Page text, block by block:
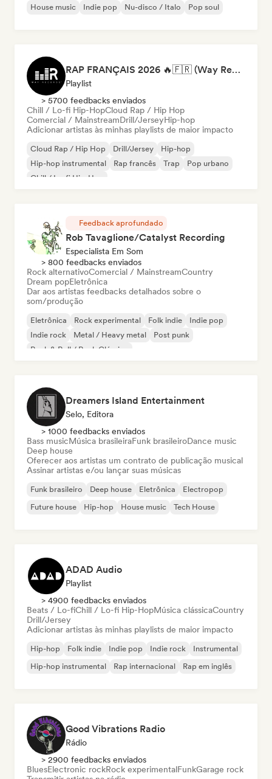
House music Indie pop Nu-disco / Italo Pop soul
RAP FRANÇAIS 2026 🔥🇫🇷 (Way Records)
Playlist
> 5700 feedbacks enviados
Chill / Lo-fi Hip-HopCloud Rap / Hip Hop
Comercial / MainstreamDrill/JerseyHip-hop
Adicionar artistas às minhas playlists de maior impacto
Cloud Rap / Hip Hop Drill/Jersey
Hip-hop
Hip-hop instrumental
Rap francês Trap
Pop urbano
Chill / Lo-fi Hip-Hop
Feedback aprofundado
Rob Tavaglione/Catalyst Recording
Especialista Em Som
> 800 feedbacks enviados
Rock alternativoComercial / MainstreamCountry
Dream popEletrônica
Dar aos artistas feedbacks detalhados sobre o
som/produção
Eletrônica Rock experimental Folk indie
Indie pop
Indie rock
Metal / Heavy metal
Post punk
Rock & Roll / Rock Clássico
Dreamers Island Entertainment
Selo, Editora
> 1000 feedbacks enviados
Bass musicMúsica brasileiraFunk brasileiroDance music
Deep house
Oferecer aos artistas um contrato de publicação musical
Assinar artistas e/ou lançar suas músicas
Funk brasileiro Deep house Eletrônica
Electropop
Future house
Hip-hop House music Tech House
ADAD Audio
Playlist
> 4900 feedbacks enviados
Beats / Lo-fiChill / Lo-fi Hip-HopMúsica clássicaCountry
Drill/Jersey
Adicionar artistas às minhas playlists de maior impacto
Hip-hop Folk indie Indie pop Indie rock
Instrumental
Hip-hop instrumental
Rap internacional Rap em inglês
Good Vibrations Radio
Rádio
> 2900 feedbacks enviados
BluesElectronic rockRock experimentalFunkGarage rock